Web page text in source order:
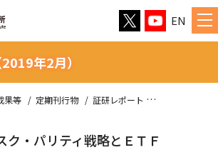
EN
果等 定期刊行物 証研レポート
年2月）
ク・パリティ戦略とＥＴＦ